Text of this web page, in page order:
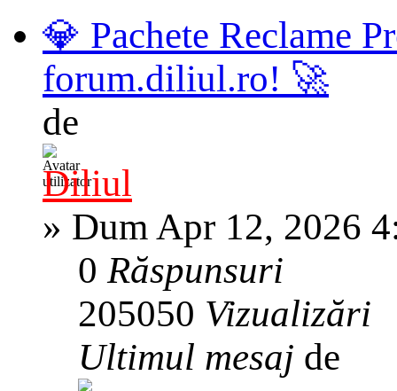
💎 Pachete Reclame
forum.diliul.ro! 🚀
de
Diliul
» Dum Apr 12, 2026
0Răspunsuri
205050 Vizualizări
Ultimul mesaj de